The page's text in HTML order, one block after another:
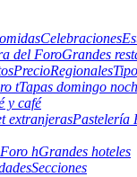
Celebraciones
del ForoGrandes
PrecioRegionales
tTapas domingo
y café
extranjerasPastelería
hGrandes hoteles
Secciones